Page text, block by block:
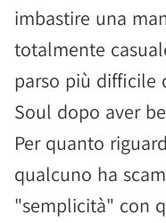
imbastire una
totalmente
parso più difficile
Soul dopo aver
Per quanto
qualcuno ha
"semplicità" con